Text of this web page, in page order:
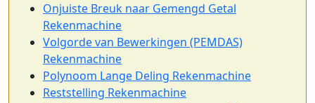
Onjuiste Breuk naar Gemengd Getal
Rekenmachine
Volgorde van Bewerkingen (PEMDAS)
Rekenmachine
Polynoom Lange Deling Rekenmachine
Reststelling Rekenmachine